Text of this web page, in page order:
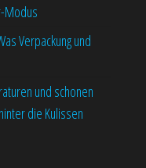
Modus
Verpackung und
und schonen
die Kulissen